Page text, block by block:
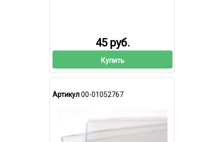
45 руб.
Купить
Артикул00-01052767